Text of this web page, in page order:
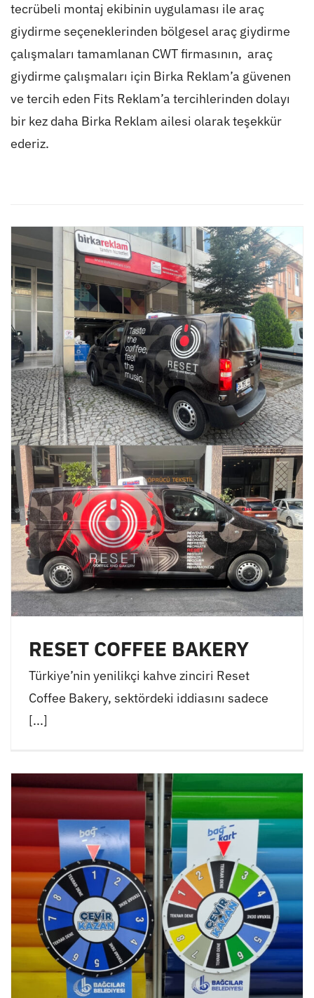
tecrübeli montaj ekibinin uygulaması ile araç
giydirme seçeneklerinden bölgesel araç giydirme
çalışmaları tamamlanan CWT firmasının, araç
giydirme çalışmaları için Birka Reklam’a güvenen
ve tercih eden Fits Reklam’a tercihlerinden dolayı
bir kez daha Birka Reklam ailesi olarak teşekkür
ederiz.
RESET COFFEE BAKERY
Türkiye’nin yenilikçi kahve zinciri Reset
Coffee Bakery, sektördeki iddiasını sadece
[...]